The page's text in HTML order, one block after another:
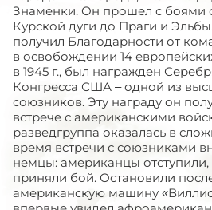
Знаменки. Он прошел с боями
Курской дуги до Праги и
получил Благодарности от
в освобождении 14
в 1945 г., был награжден
Конгресса США – одной из
союзников. Эту награду он
встрече с американскими
разведгруппа оказалась в
время встречи с союзниками
немцы: американцы отступили,
приняли бой. Остановили
американскую машину